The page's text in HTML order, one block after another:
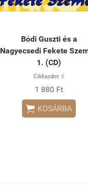
Bódi Guszti és a
Nagyecsedi Fekete
1. (CD)
Cikkszám: 6
1 880 Ft
 KOSÁRBA